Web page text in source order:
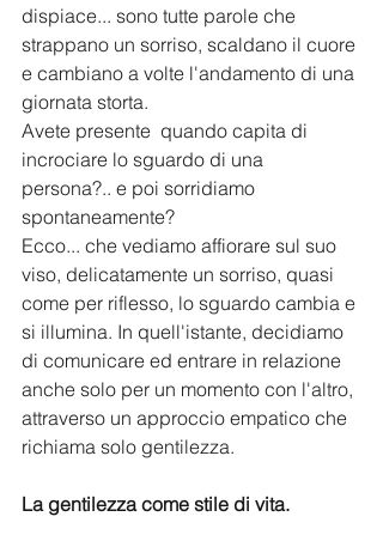
dispiace... sono tutte parole che
strappano un sorriso, scaldano il cuore
e cambiano a volte l'andamento di una
giornata storta.
Avete presente  quando capita di
incrociare lo sguardo di una
persona?.. e poi sorridiamo
spontaneamente?
Ecco... che vediamo affiorare sul suo
viso, delicatamente un sorriso, quasi
come per riflesso, lo sguardo cambia e
si illumina. In quell'istante, decidiamo
di comunicare ed entrare in relazione
anche solo per un momento con l'altro,
attraverso un approccio empatico che
richiama solo gentilezza.
La gentilezza come stile di vita.